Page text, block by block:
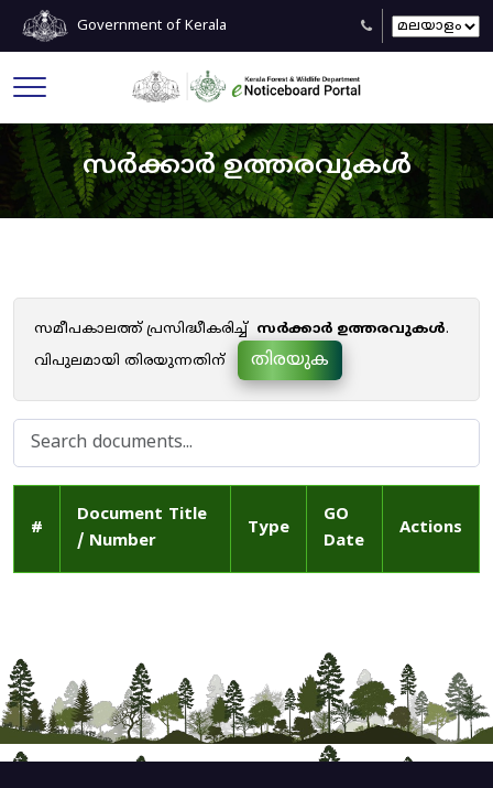
Government of Kerala
സർക്കാർ ഉത്തരവുകൾ
സമീപകാലത്ത് പ്രസിദ്ധീകരിച്ച് സർക്കാർ ഉത്തരവുകൾ.
വിപുലമായി തിരയുന്നതിന്
തിരയുക
#
Document Title
/ Number
Type
GO
Date
Actions